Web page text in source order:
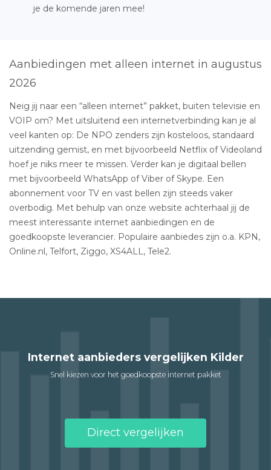
je de komende jaren mee!
Aanbiedingen met alleen internet in augustus
2026
Neig jij naar een “alleen internet” pakket, buiten televisie en
VOIP om? Met uitsluitend een internetverbinding kan je al
veel kanten op: De NPO zenders zijn kosteloos, standaard
uitzending gemist, en met bijvoorbeeld Netflix of Videoland
hoef je niks meer te missen. Verder kan je digitaal bellen
met bijvoorbeeld WhatsApp of Viber of Skype. Een
abonnement voor TV en vast bellen zijn steeds vaker
overbodig. Met behulp van onze website achterhaal jij de
meest interessante internet aanbiedingen en de
goedkoopste leverancier. Populaire aanbiedes zijn o.a. KPN,
Online.nl, Telfort, Ziggo, XS4ALL, Tele2.
Internet aanbieders vergelijken Kilder
Snel kiezen voor het goedkoopste internet pakket
Direct vergelijken